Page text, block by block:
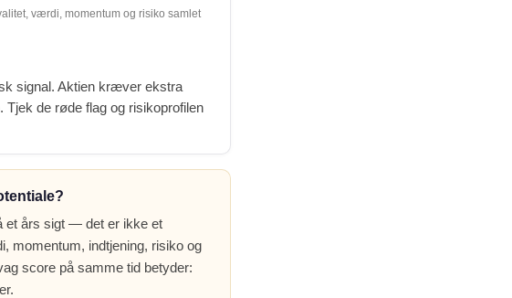
værdi, momentum og risiko samlet
signal. Aktien kræver ekstra
de røde flag og risikoprofilen
et års sigt — det er ikke et
momentum, indtjening, risiko og
score på samme tid betyder: